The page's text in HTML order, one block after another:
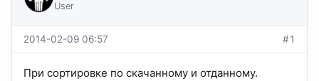
User
2014-02-09 06:57 #1
При сортировке по скачанному и отданному.